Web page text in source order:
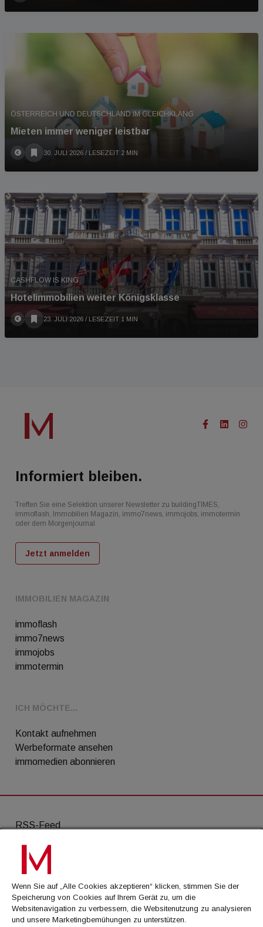
ÖSTERREICH UND DEUTSCHLAND IM GLEICHKLANG
Mieten immer weniger leistbar
30. JULI 2026 / LESEZEIT 2 MIN
CASHFLOW IS KING
Hotelimmobilien weiter Königsklasse
23. JULI 2026 / LESEZEIT 1 MIN
IMMOBILIEN MAGAZIN
immoflash
immo7news
immojobs
immotermin
ICH MÖCHTE...
Kontakt aufnehmen
Werbeformate ansehen
immomedien abonnieren
Informiert bleiben.
Treffen Sie eine Selektion unserer Newsletter zu buildingTIMES,
immoflash, Immobilien Magazin, immo7news, immojobs, immotermin
oder dem Morgenjournal
Jetzt anmelden
RSS-Feed
AGB
Datenschutz
Kontakt
Impressum
Wenn Sie auf „Alle Cookies akzeptieren“ klicken, stimmen Sie der
Speicherung von Cookies auf Ihrem Gerät zu, um die
Websitenavigation zu verbessern, die Websitenutzung zu analysieren
und unsere Marketingbemühungen zu unterstützen.